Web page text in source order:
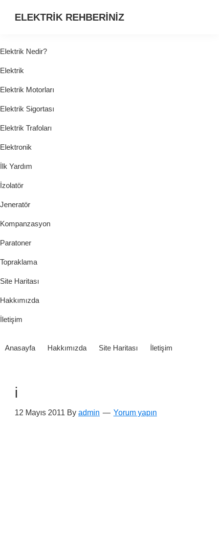
ELEKTRİK REHBERİNİZ
HER
ŞEY...
Elektrik Nedir?
Elektrik
Elektrik Motorları
Elektrik Sigortası
Elektrik Trafoları
Elektronik
İlk Yardım
İzolatör
Jeneratör
Kompanzasyon
Paratoner
Topraklama
Site Haritası
Hakkımızda
İletişim
Anasayfa Hakkımızda Site Haritası İletişim
i
12 Mayıs 2011 By admin Yorum yapın